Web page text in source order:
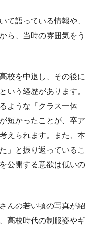
て語っている情報や、
ら、当時の雰囲気をう
校を中退し、その後に
いう経歴があります。
ような「クラス一体
短かったことが、卒ア
えられます。また、本
」と振り返っているこ
公開する意欲は低いの
んの若い頃の写真が紹
高校時代の制服姿やギ